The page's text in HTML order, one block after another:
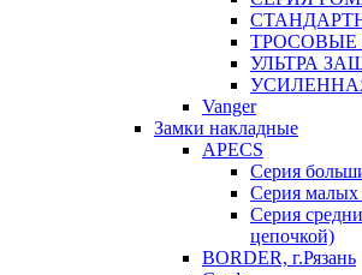
ТРОСОВЫЕ
УЛЬТРА
Vanger
Замки накладные
APECS
Серия
Серия малых
Серия
цепочкой)
BORDER, г.Рязань